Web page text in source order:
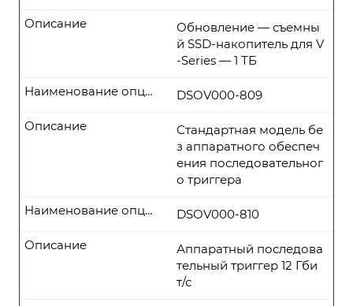
Обновление — съемны
й SSD-накопитель для V
-Series — 1 ТБ
Описание
DSOV000-809
Наименование опции
Стандартная модель бе
з аппаратного обеспеч
ения последовательног
о триггера
Описание
DSOV000-810
Наименование опции
Аппаратный последова
тельный триггер 12 Гби
т/с
Описание